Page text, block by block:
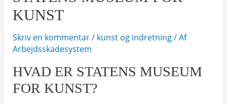
KUNST
Skriv en kommentar/ kunst og indretning/ Af
Arbejdsskadesystem
HVAD ER STATENS MUSEUM
FOR KUNST?